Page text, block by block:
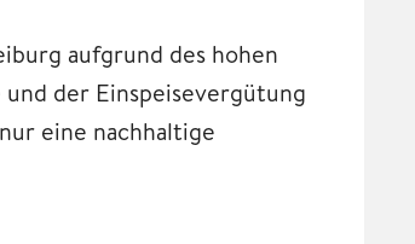
aufgrund des hohen
der Einspeisevergütung
eine nachhaltige